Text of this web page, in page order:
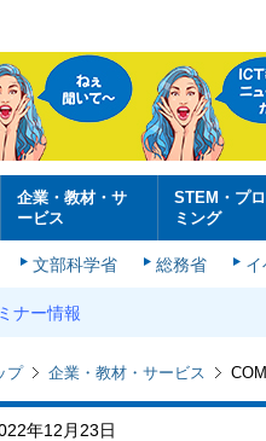
企業・教材・サ
ービス
STEM・プ
ミング
文部科学省 総務省 イ
ナー情報
プ 企業・教材・サービス
年12月23日